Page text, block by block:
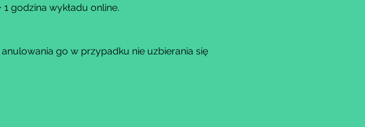
godzina wykładu online.
go w przypadku nie uzbierania się